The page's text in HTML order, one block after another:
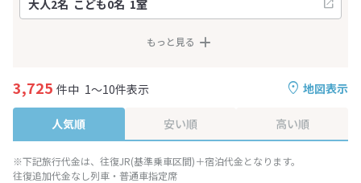
もっと見る
地図表示
3,725 件中 1～10件表示
人気順 安い順 高い順
※下記旅行代金は、往復JR(基準乗車区間)＋宿泊代金となります。
往復追加代金なし列車・普通車指定席